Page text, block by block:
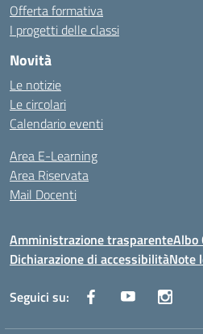
Offerta formativa
I progetti delle classi
Novità
Le notizie
Le circolari
Calendario eventi
Area E-Learning
Area Riservata
Mail Docenti
Amministrazione trasparenteAlbo
Dichiarazione di accessibilitàNote
Seguici su: